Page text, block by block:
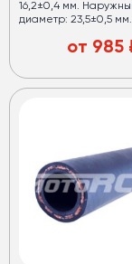
16,2±0,4 мм.
диаметр: 23,5±0,5 мм.
от 985